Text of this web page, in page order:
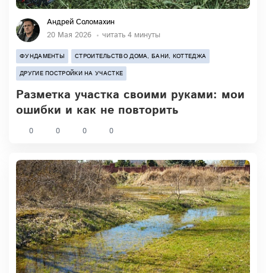
Андрей Соломахин
20 Мая 2026
читать 4 минуты
ФУНДАМЕНТЫ СТРОИТЕЛЬСТВО ДОМА, БАНИ, КОТТЕДЖА
ДРУГИЕ ПОСТРОЙКИ НА УЧАСТКЕ
Разметка участка своими руками: мои
ошибки и как не повторить
0 0 0
0